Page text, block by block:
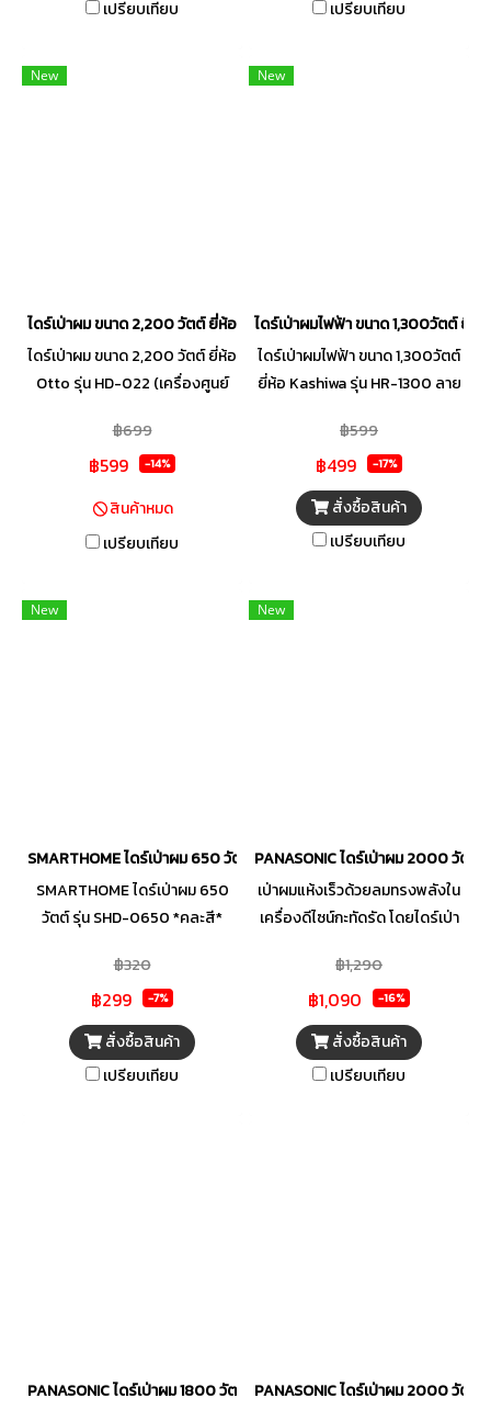
เปรียบเทียบ
และเย็นอันทรงพลังเพื่อการดูแล
เปรียบเทียบ
New
ไดร์เป่าผม ขนาด 2,200 วัตต์ ยี่ห้อ Otto รุ่น HD-022 (เครื่องศูนย์ไทย รับป
ไดร์เป่าผม ขนาด 2,200 วัตต์ ยี่ห้อ
Otto รุ่น HD-022 (เครื่องศูนย์
ผมหรือจัดแต่งทรงผม ดีไซน์
สวยงามทันสมัย ทนทาน ใช้งานได้
฿699
฿599 -14%
สินค้าหมด
เปรียบเทียบ
New
ไดร์เป่าผมไฟฟ้า ขนาด 1,300วัตต์ ยี่ห้
ไดร์เป่าผมไฟฟ้า ขนาด 1,300วัตต์
ยี่ห้อ Kashiwa รุ่น HR-1300 ลาย
โอ้ (เครื่องศูนย์แท้ รับประกัน 1ปี)
ร้อนเร็ว แห้งไว ปรับได้ 2 ระดับ
฿599
฿499 -17%
สั่งซื้อสินค้า
เปรียบเทียบ
New
SMARTHOME ไดร์เป่าผม 650 วัตต์ รุ่น SHD-0650 *คละสี*
SMARTHOME ไดร์เป่าผม 650
วัตต์ รุ่น SHD-0650 *คละสี*
฿320
฿299 -7%
สั่งซื้อสินค้า
เปรียบเทียบ
New
PANASONIC ไดร์เป่าผม 2000 วัตต์
เป่าผมแห้งเร็วด้วยลมทรงพลังใน
เครื่องดีไซน์กะทัดรัด โดยไดร์เป่า
PANASONIC มาพร้อมกำลังไฟ
2,000 วัตต์ ซึ่งให้กำลังในการเป่า
เทียบเท่าไดร์เป่าผม 2,300 วัตต์
ไอออนที่ถูกปล่อยออกมา ช่วยลด
การเกิดไฟฟ้าสถิตและปรับสภาพ
฿1,290
฿1,090 -16%
สั่งซื้อสินค้า
เปรียบเทียบ
PANASONIC ไดร์เป่าผม 1800 วัตต์ รุ่น EH-NE27KLPANASONIC ไดร์เป่าผม 2000 วัตต์